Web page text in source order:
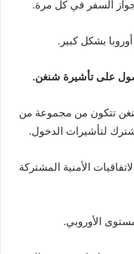
السفر في كل مرة.
بشكل كبير.
على تأشيرة شنغن.
تتكون من مجموعة من
لتأشيرات الدخول.
الأمنية المشتركة
الأوروبي.